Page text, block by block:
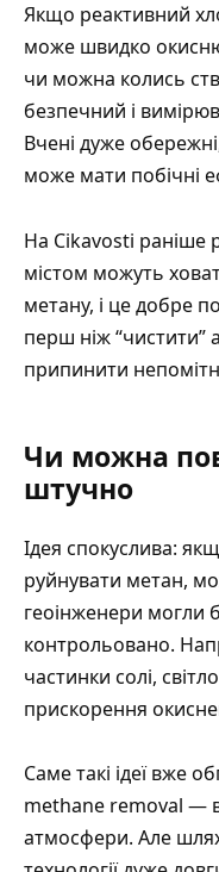
Якщо реактивний
може швидко
чи можна колись
безпечний і
Вчені дуже
може мати побічні
На Cikavosti раніше
містом можуть
метану, і це добре
перш ніж “чистити”
припинити
Чи можна
штучно
Ідея спокуслива:
руйнувати метан,
геоінженери могли
контрольовано.
частинки солі,
прискорення
Саме такі ідеї вже
methane removal —
атмосфери. Але